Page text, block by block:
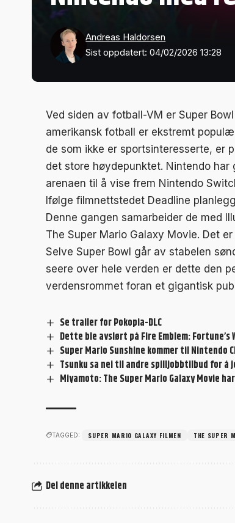
Sist oppdatert: 04/02/2026 13:28
Andreas Haldorsen
Ved siden av fotball-VM er Super
amerikansk fotball er ekstremt
de som ikke er sportsinteresserte, er
det store høydepunktet. Nintendo har
arenaen til å vise frem Nintendo
Ifølge filmnettstedet Deadline
Denne gangen samarbeider de med
The Super Mario Galaxy Movie. Det
Selve Super Bowl går av stabelen
seere over hele verden er dette den
verdensrommet foran et gigantisk
Se trailer for Pokopia-DLC
Dette ble avslørt på Fire Emblem: Fortune’s
Super Mario Sunshine kommer til Nintendo
Tsunku sa nei til andre spilljobbtilbud for å
Miyamoto: The Super Mario Galaxy Movie
TAGGED: SUPER MARIO GALAXY FILMEN THE SUPER
Del denne artikkelen